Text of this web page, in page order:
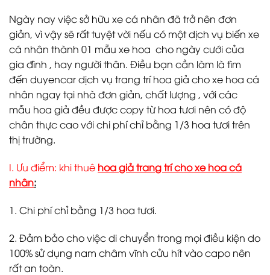
Ngày nay việc sở hữu xe cá nhân đã trở nên đơn
giản, vì vậy sẽ rất tuyệt vời nếu có một dịch vụ biến xe
cá nhân thành 01 mẫu xe hoa cho ngày cưới của
gia đình , hay người thân. Điều bạn cần làm là tìm
đến duyencar dịch vụ trang trí hoa giả cho xe hoa cá
nhân ngay tại nhà đơn giản, chất lượng , với các
mẫu hoa giả đều được copy từ hoa tươi nên có độ
chân thực cao với chi phí chỉ bằng 1/3 hoa tươi trên
thị trường.
I. Ưu điểm: khi thuê hoa giả trang trí cho xe hoa cá
nhân:
1. Chi phí chỉ bằng 1/3 hoa tươi.
2. Đảm bảo cho việc di chuyển trong mọi điều kiện do
100% sử dụng nam châm vĩnh cửu hít vào capo nên
rất an toàn.